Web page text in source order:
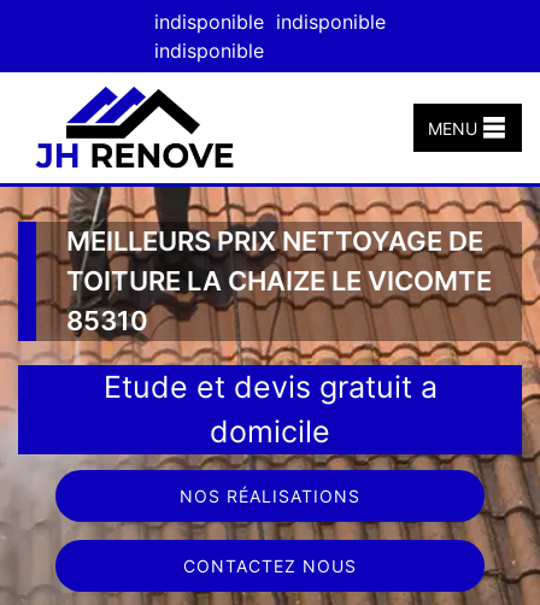
indisponible indisponible
indisponible
MENU
MEILLEURS PRIX NETTOYAGE DE
TOITURE LA CHAIZE LE VICOMTE
85310
Etude et devis gratuit a
domicile
NOS RÉALISATIONS
CONTACTEZ NOUS